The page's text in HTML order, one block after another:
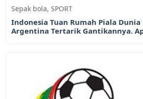
Sepak bola, SPORT
Indonesia Tuan Rumah Piala Dunia
Argentina Tertarik Gantikannya.